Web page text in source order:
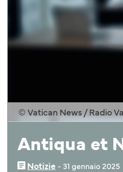
© Vatican News / Radio
Antiqua et
Notizie ‒ 31 gennaio 2025